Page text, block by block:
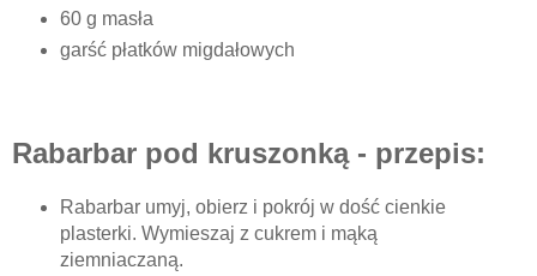
60 g masła
garść płatków migdałowych
Rabarbar pod kruszonką - przepis:
Rabarbar umyj, obierz i pokrój w dość cienkie
plasterki. Wymieszaj z cukrem i mąką
ziemniaczaną.